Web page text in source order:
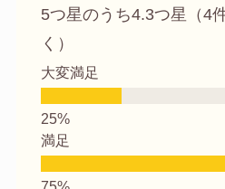
5つ星のうち4.3つ星（4
く）
大変満足
満足